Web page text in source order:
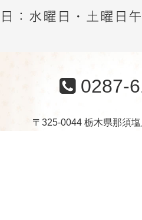
0287-
〒325-0044 栃木県那須